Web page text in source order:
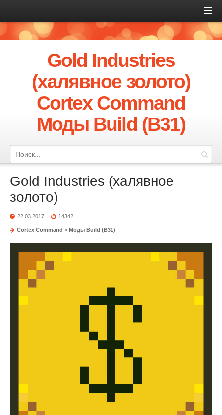
Gold Industries
(халявное золото)
Cortex Command
Моды Build (B31)
Gold Industries (халявное
золото)
22.03.2017 14342
Cortex Command » Моды Build (B31)